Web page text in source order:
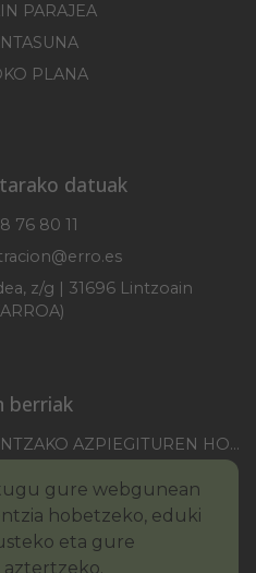
PARAJEA
PLANA
datuak
76 80 11
z/g | 31696 Lintzoain
berriak
ERROIBARKO AZIENDARENTZAKO AZPIEGITUREN HOBEKUNTZA 2025-2026 KANPAINA
gure webgunean
hobetzeko, eduki
eta gure